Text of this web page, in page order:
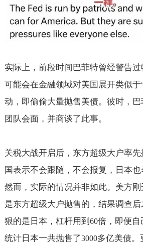
实际上，前段时间巴菲特曾经警告
可能会在金融领域对美国展开类似于
动，即偷偷大量抛售美债。彼时，
团队会面，并商谈了此事。
关税大战开启后，东方超级大户率先
国表示不会跟随，不会报复，日本也
然而，实际的情况并非如此。美方
是东方超级大户抛售的，结果调查
狠的是日本，杠杆用到 60倍，即便自
统计日本一共抛售了3000多亿美债。